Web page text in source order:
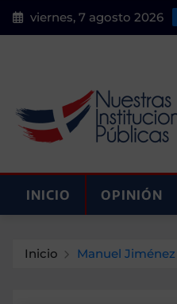
Saltar
al
viernes, 7 agosto 2026
INICIO OPINIÓN
Inicio Manuel Jiménez